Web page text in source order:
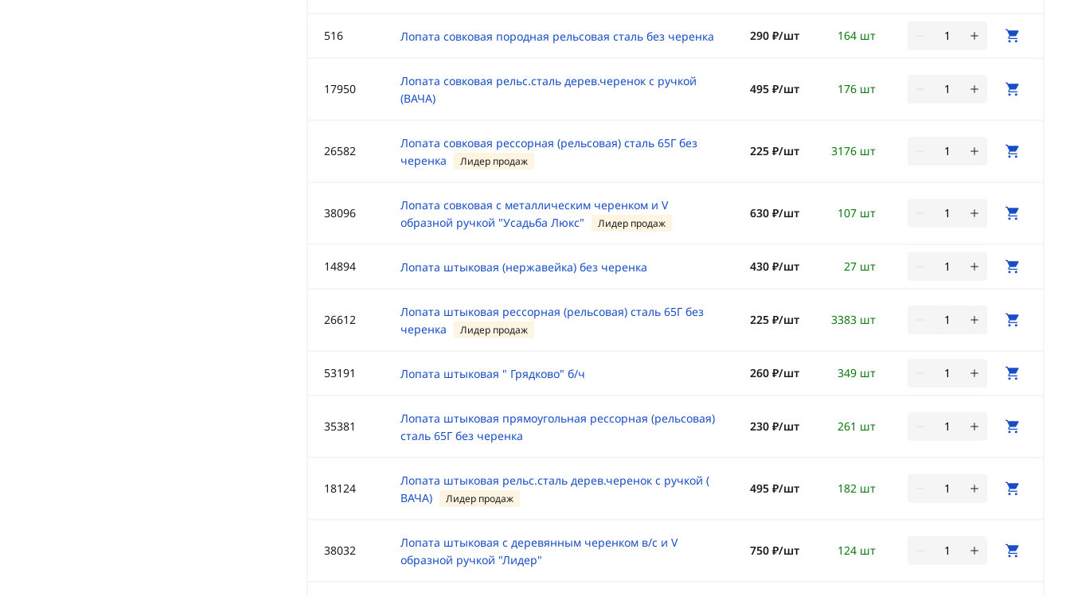
516 Лопата совковая породная рельсовая сталь без черенка 164 шт
290 ₽/шт
17950
Лопата совковая рельс.сталь дерев.черенок с ручкой
(ВАЧА)
176 шт
495 ₽/шт
26582
Лопата совковая рессорная (рельсовая) сталь 65Г без
черенка
Лидер продаж
3176 шт
225 ₽/шт
38096
Лопата совковая с металлическим черенком и V
образной ручкой "Усадьба Люкс"
Лидер продаж
107 шт
630 ₽/шт
14894 Лопата штыковая (нержавейка) без черенка 27 шт
430 ₽/шт
26612
Лопата штыковая рессорная (рельсовая) сталь 65Г без
черенка
Лидер продаж
3383 шт
225 ₽/шт
53191 Лопата штыковая " Грядково" б/ч 349 шт
260 ₽/шт
35381
Лопата штыковая прямоугольная рессорная (рельсовая)
сталь 65Г без черенка
261 шт
230 ₽/шт
18124
Лопата штыковая рельс.сталь дерев.черенок с ручкой (
ВАЧА)
Лидер продаж
182 шт
495 ₽/шт
38032
Лопата штыковая с деревянным черенком в/с и V
образной ручкой "Лидер"
124 шт
750 ₽/шт